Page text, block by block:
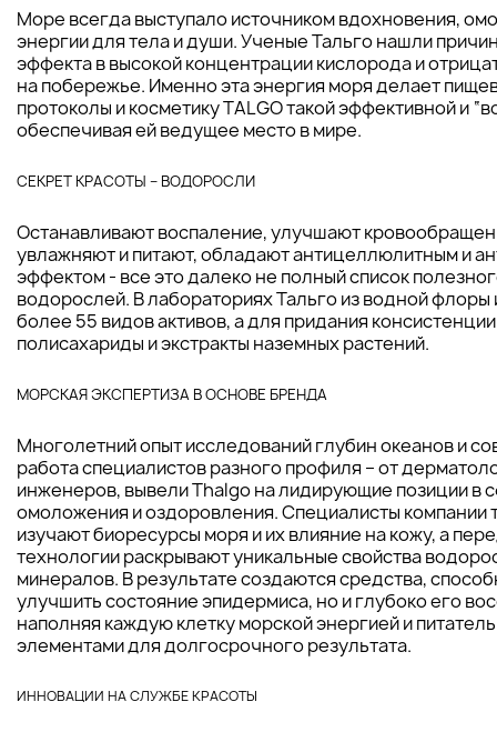
Море всегда выступало источником вдохновения,
энергии для тела и души. Ученые Тальго нашли
эффекта в высокой концентрации кислорода и
на побережье. Именно эта энергия моря делает
протоколы и косметику TALGO такой эффективной и
обеспечивая ей ведущее место в мире.
СЕКРЕТ КРАСОТЫ – ВОДОРОСЛИ
Останавливают воспаление, улучшают
увлажняют и питают, обладают антицеллюлитным и
эффектом - все это далеко не полный список
водорослей. В лабораториях Тальго из водной флоры
более 55 видов активов, а для придания
полисахариды и экстракты наземных растений.
МОРСКАЯ ЭКСПЕРТИЗА В ОСНОВЕ БРЕНДА
Многолетний опыт исследований глубин океанов и
работа специалистов разного профиля – от
инженеров, вывели Thalgo на лидирующие позиции в
омоложения и оздоровления. Специалисты компании
изучают биоресурсы моря и их влияние на кожу, а
технологии раскрывают уникальные свойства
минералов. В результате создаются средства,
улучшить состояние эпидермиса, но и глубоко его
наполняя каждую клетку морской энергией и
элементами для долгосрочного результата.
ИННОВАЦИИ НА СЛУЖБЕ КРАСОТЫ